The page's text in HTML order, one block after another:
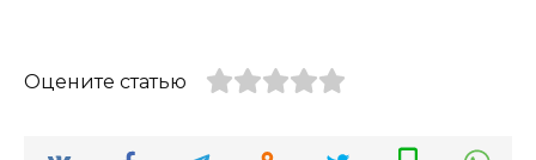
Оцените статью